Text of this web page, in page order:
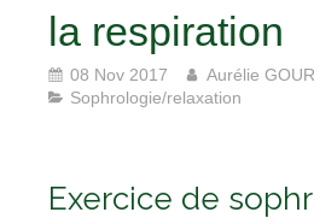
la respiration
08 Nov 2017
Aurélie
Sophrologie/relaxation
Exercice de